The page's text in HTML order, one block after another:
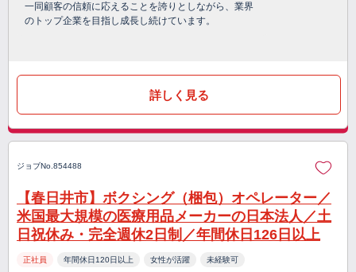
一同顧客の信頼に応えることを誇りとしながら、業界
のトップ企業を目指し成長し続けています。
詳しく見る
ジョブNo.854488
【春日井市】ボクシング（梱包）オペレーター／
米国最大規模の医療用品メーカーの日本法人／土
日祝休み・完全週休2日制／年間休日126日以上
正社員 年間休日120日以上 女性が活躍 未経験可